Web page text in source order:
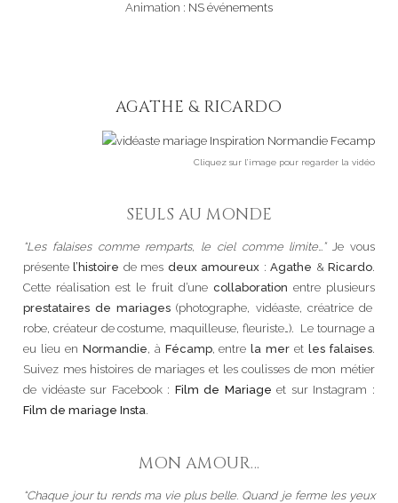
Animation : NS événements
AGATHE & RICARDO
Cliquez sur l’image pour regarder la vidéo
SEULS AU MONDE
“Les falaises comme remparts, le ciel comme limite…”Je vous
présentel’histoire de mes deux amoureux :Agathe &Ricardo.
Cette réalisation est le fruit d’une collaboration entre plusieurs
prestataires de mariages (photographe, vidéaste, créatrice de
robe, créateur de costume, maquilleuse, fleuriste…). Le tournage a
eu lieu en Normandie, à Fécamp, entre la meret les falaises.
Suivez mes histoires de mariages et les coulisses de mon métier
de vidéaste sur Facebook : Film de Mariage et sur Instagram :
Film de mariage Insta.
MON AMOUR…
“Chaque jour tu rends ma vie plus belle. Quand je ferme les yeux